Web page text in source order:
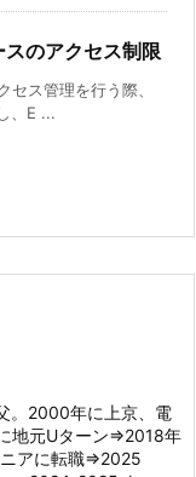
のアクセス制限
セス管理を行う際、
、E ...
。2000年に上京、電
地元Uターン⇒2018年
アに転職⇒2025